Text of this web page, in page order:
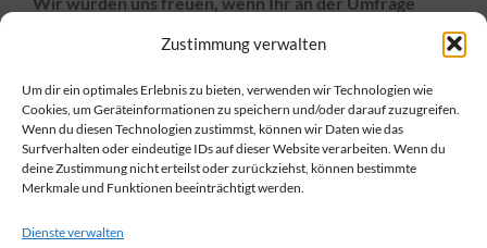
Zustimmung verwalten
Um dir ein optimales Erlebnis zu bieten, verwenden wir Technologien wie
Cookies, um Geräteinformationen zu speichern und/oder darauf zuzugreifen.
Wenn du diesen Technologien zustimmst, können wir Daten wie das
Surfverhalten oder eindeutige IDs auf dieser Website verarbeiten. Wenn du
deine Zustimmung nicht erteilst oder zurückziehst, können bestimmte
Merkmale und Funktionen beeinträchtigt werden.
Dienste verwalten
kurzfristig und spätestens bis zum 8. Juni 2020
nächsten Lockerungsmaßnahmen auswerten können.
Die Ergebnisse der Umfrage helfen uns, unser
Meinungsbild zu verbessern und eine gute Grundlage für
weitere Gespräche mit den Trägern, der Behörde, der
Bundeselternvertretung oder der Presse zu erhalten.